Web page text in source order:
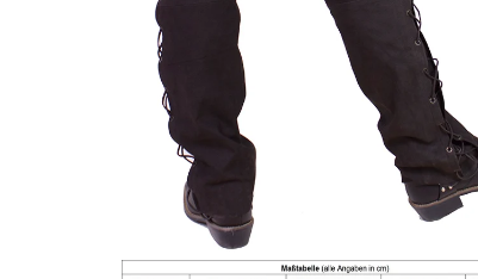
ÖFFNEN SIE MEDIEN IN DER GALERIEANSICHT